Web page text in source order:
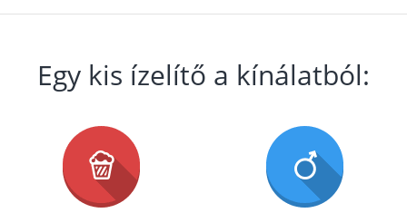
Egy kis ízelítő a kínálatból: